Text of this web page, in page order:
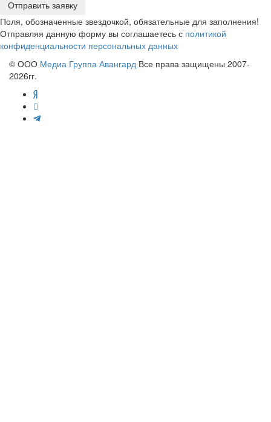
Отправить заявку
Поля, обозначенные звездочкой, обязательные для заполнения!
Отправляя данную форму вы соглашаетесь с политикой
конфиденциальности персональных данных
© ООО Медиа Группа Авангард Все права защищены 2007-
2026гг.